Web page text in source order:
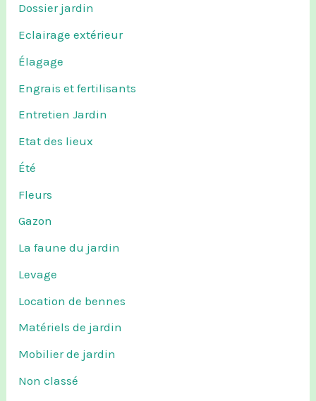
Dossier jardin
Eclairage extérieur
Élagage
Engrais et fertilisants
Entretien Jardin
Etat des lieux
Été
Fleurs
Gazon
La faune du jardin
Levage
Location de bennes
Matériels de jardin
Mobilier de jardin
Non classé